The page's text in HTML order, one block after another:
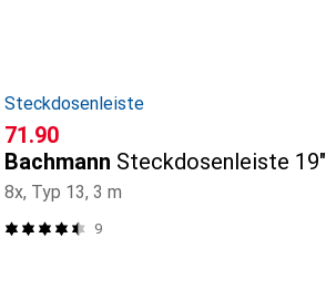
Steckdosenleiste
CHF
71.90
Bachmann Steckdosenleiste 19"
8x, Typ 13, 3 m
9